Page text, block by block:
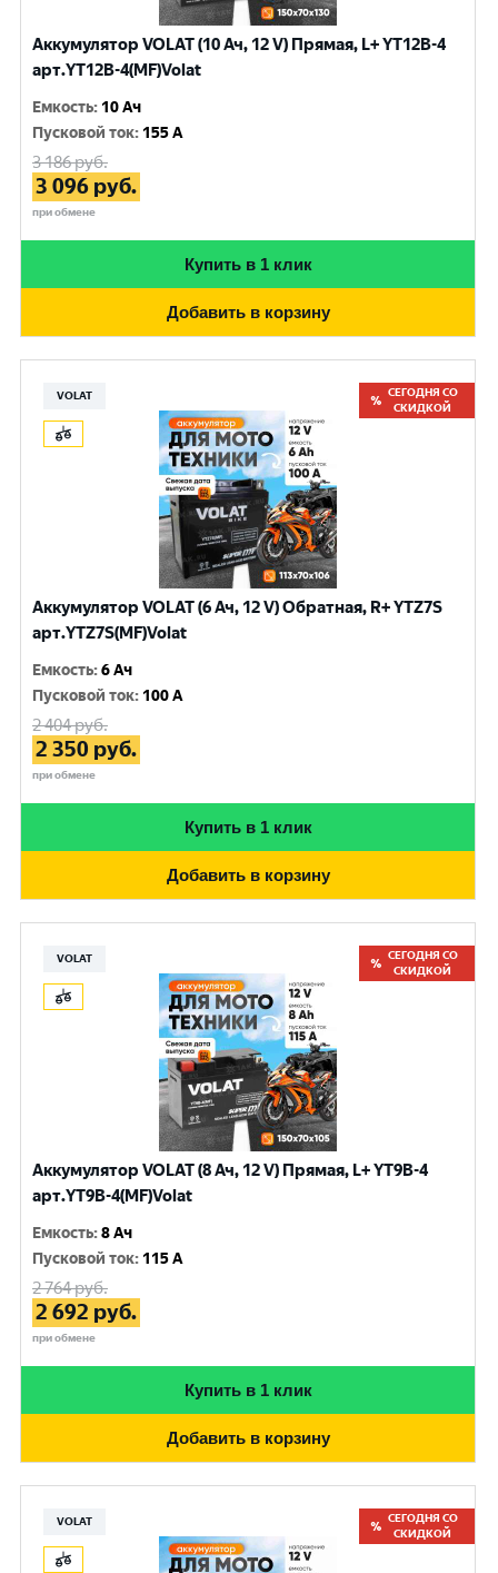
Аккумулятор VOLAT (10 Ач, 12 V) Прямая, L+ YT12B-4
арт.YT12B-4(MF)Volat
Емкость: 10 Ач
Пусковой ток: 155 A
3 186руб.
3 096 руб.
при обмене
Купить в 1 клик
Добавить в корзину
VOLAT
СЕГОДНЯ СО
СКИДКОЙ
Аккумулятор VOLAT (6 Ач, 12 V) Обратная, R+ YTZ7S
арт.YTZ7S(MF)Volat
Емкость:6 Ач
Пусковой ток: 100 A
2 404руб.
2 350 руб.
при обмене
Купить в 1 клик
Добавить в корзину
VOLAT
СЕГОДНЯ СО
СКИДКОЙ
Аккумулятор VOLAT (8 Ач, 12 V) Прямая, L+ YT9B-4
арт.YT9B-4(MF)Volat
Емкость:8 Ач
Пусковой ток: 115 A
2 764руб.
2 692 руб.
при обмене
Купить в 1 клик
Добавить в корзину
VOLAT
СЕГОДНЯ СО
СКИДКОЙ